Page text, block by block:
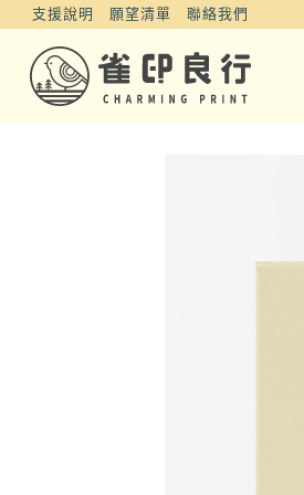
支援說明 願望清單 聯絡我們